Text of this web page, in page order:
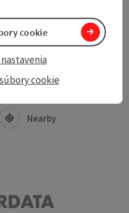
Nearby
cookie
cookie